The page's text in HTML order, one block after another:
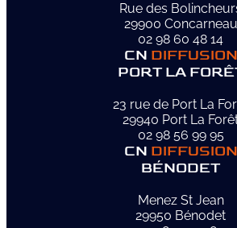
Rue des
29900 Concarneau
02 98 60 48 14
CN DIFFUSION
PORT LA
23 rue de Port La
29940 Port La
02 98 56 99 95
CN DIFFUSION
BÉNODET
Menez St Jean
29950 Bénodet